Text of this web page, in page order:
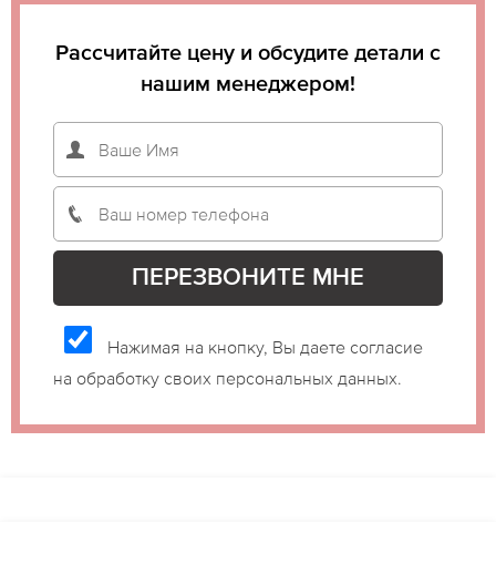
Рассчитайте цену и обсудите детали с
нашим менеджером!
Нажимая на кнопку, Вы даете согласие
на обработку своих персональных данных.